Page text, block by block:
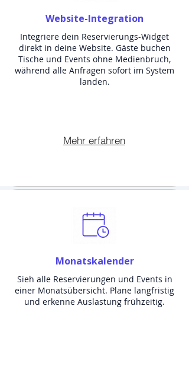
Website-Integration
Integriere dein Reservierungs-Widget
direkt in deine Website. Gäste buchen
Tische und Events ohne Medienbruch,
während alle Anfragen sofort im System
landen.
Mehr erfahren
Monatskalender
Sieh alle Reservierungen und Events in
einer Monatsübersicht. Plane langfristig
und erkenne Auslastung frühzeitig.